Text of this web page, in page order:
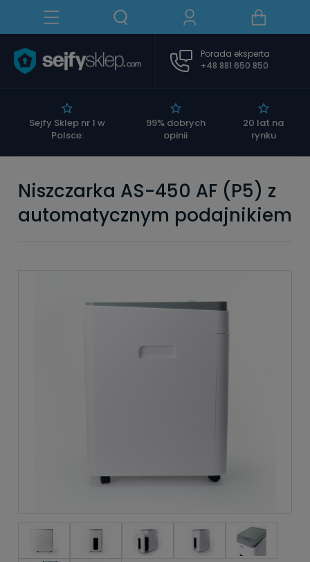
Sejfy Sklep nr 1 w
Polsce:
99% dobrych
opinii
20 lat na
rynku
Porada eksperta
+48 881 650 850
Niszczarka AS-450 AF (P5) z
automatycznym podajnikiem